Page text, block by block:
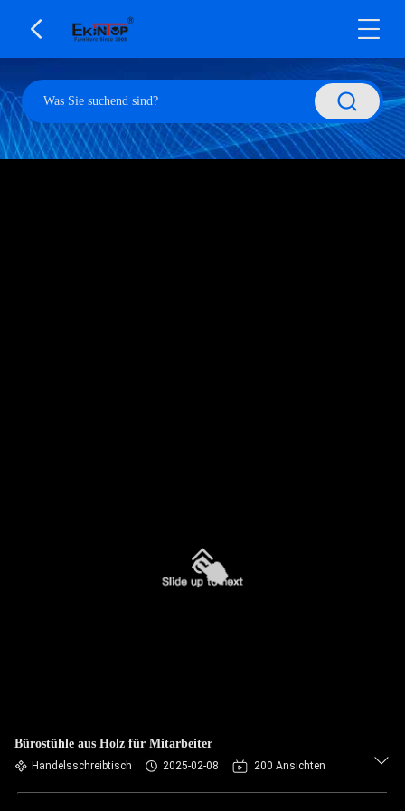
Bürostühle aus Holz für Mitarbeiter
Handelsschreibtisch 2025-02-08 200 Ansichten